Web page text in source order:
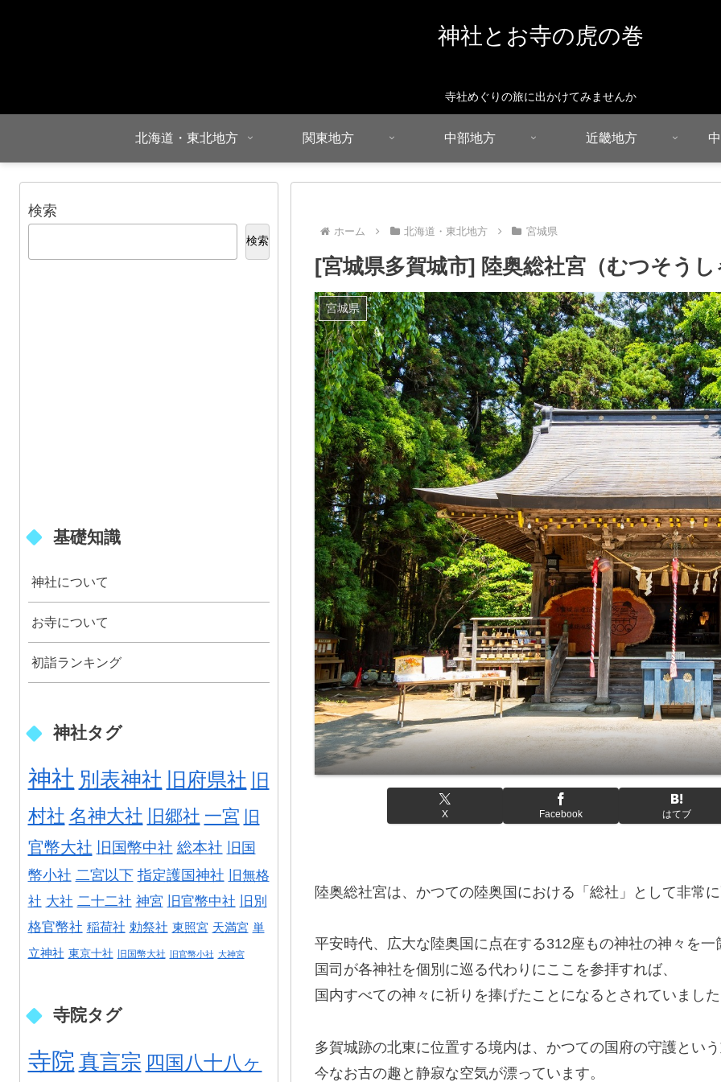
神社とお寺の虎の巻
寺社めぐりの旅に出かけてみませんか
北海道・東北地方 関東地方 中部地方 近畿地方
ホーム 北海道・東北地方 宮城県
[宮城県多賀城市] 陸奥総社宮（むつそう
宮城県
X Facebook はてブ
陸奥総社宮は、かつての陸奥国における「総社」として非常
平安時代、広大な陸奥国に点在する312座もの神社の神々を
国司が各神社を個別に巡る代わりにここを参拝すれば、
国内すべての神々に祈りを捧げたことになるとされていまし
多賀城跡の北東に位置する境内は、かつての国府の守護とい
今なお古の趣と静寂な空気が漂っています。
検索
検索
基礎知識
神社について
お寺について
初詣ランキング
神社タグ
神社 別表神社 旧府県社 旧
村社 名神大社 旧郷社 一宮
旧
官幣大社
旧国幣中社 総本社
旧国
幣小社 二宮以下 指定護国神社 旧無格
社 大社 二十二社 神宮 旧官幣中社
旧別
格官幣社 稲荷社 勅祭社 東照宮 天満宮 単
立神社 東京十社 旧国幣大社 旧官幣小社 大神宮
寺院タグ
寺院 真言宗 四国八十八ヶ